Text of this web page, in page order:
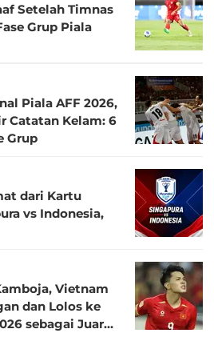
Setelah Timnas
Grup Piala
Piala AFF 2026,
Catatan Kelam: 6
Grup
dari Kartu
vs Indonesia,
Vietnam
dan Lolos ke
sebagai Juara